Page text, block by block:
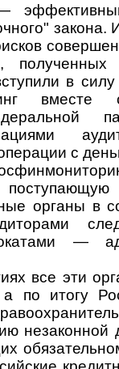
закона.
в
с
органы в
—
все эти
а по итогу
незаконной